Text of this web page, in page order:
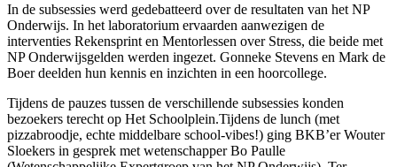
In de subsessies werd gedebatteerd over de resultaten van het NP
Onderwijs. In het laboratorium ervaarden aanwezigen de
interventies Rekensprint en Mentorlessen over Stress, die beide met
NP Onderwijsgelden werden ingezet. Gonneke Stevens en Mark de
Boer deelden hun kennis en inzichten in een hoorcollege.
Tijdens de pauzes tussen de verschillende subsessies konden
bezoekers terecht op Het Schoolplein.Tijdens de lunch (met
pizzabroodje, echte middelbare school-vibes!) ging BKB’er Wouter
Sloekers in gesprek met wetenschapper Bo Paulle